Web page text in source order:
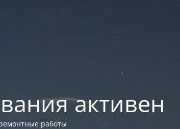
активен
работы